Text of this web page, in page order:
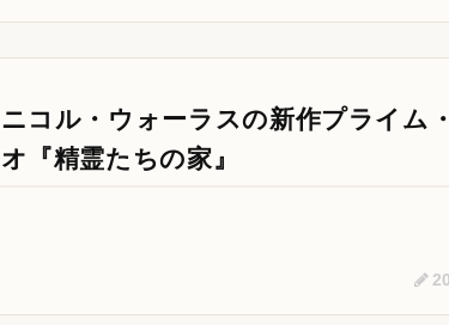
ニコル・ウォーラスの新作プライム
オ『精霊たちの家』